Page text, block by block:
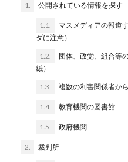
1. 公開されている情報を探す
1.1.
マスメディアの報道
ダに注意）
1.2.
団体、政党、組合等
紙）
1.3. 複数の利害関係者か
1.4. 教育機関の図書館
1.5. 政府機関
2. 裁判所